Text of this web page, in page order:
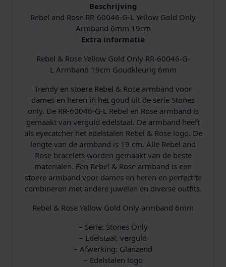
l
y
-
6
0
4
6
-
G
-
L
A
r
m
1
Beschrijving
Rebel and Rose RR-60046-G-L Yellow Gold Only
Armband 6mm 19cm
Extra informatie
Rebel & Rose Yellow Gold Only RR-60046-G-
L Armband 19cm Goudkleurig 6mm
Trendy en stoere Rebel & Rose armband voor
dames en heren in het goud uit de serie Stones
only. De RR-60046-G-L Rebel en Rose armband is
gemaakt van verguld edelstaal. De armband heeft
als eyecatcher het edelstalen Rebel & Rose logo. De
lengte van de armband is 19 cm. Alle Rebel and
Rose bracelets worden gemaakt van de beste
materialen. Een Rebel & Rose armband is een
stoere armband voor dames en heren en perfect te
combineren met andere juwelen en diverse outfits.
Rebel & Rose Yellow Gold Only armband 6mm
– Serie: Stones Only
– Edelstaal, verguld
– Afwerking: Glanzend
– Edelstalen logo